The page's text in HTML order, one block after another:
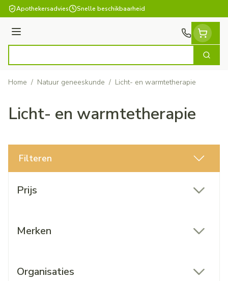
Ga naar de inhoud
Apothekersadvies Snelle beschikbaarheid
Menu
Zoek
Home / Natuur geneeskunde / Licht- en warmtetherapie
Licht- en warmtetherapie
Filteren
Prijs
Merken
Organisaties